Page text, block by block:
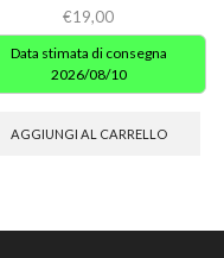
€19,00
Data stimata di consegna
2026/08/10
AGGIUNGI AL CARRELLO